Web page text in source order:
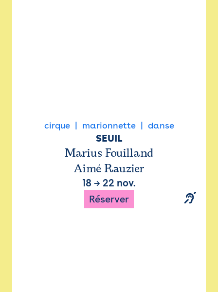
cirque marionnette danse
SEUIL
Marius Fouilland
Aimé Rauzier
18 → 22 nov.
Réserver